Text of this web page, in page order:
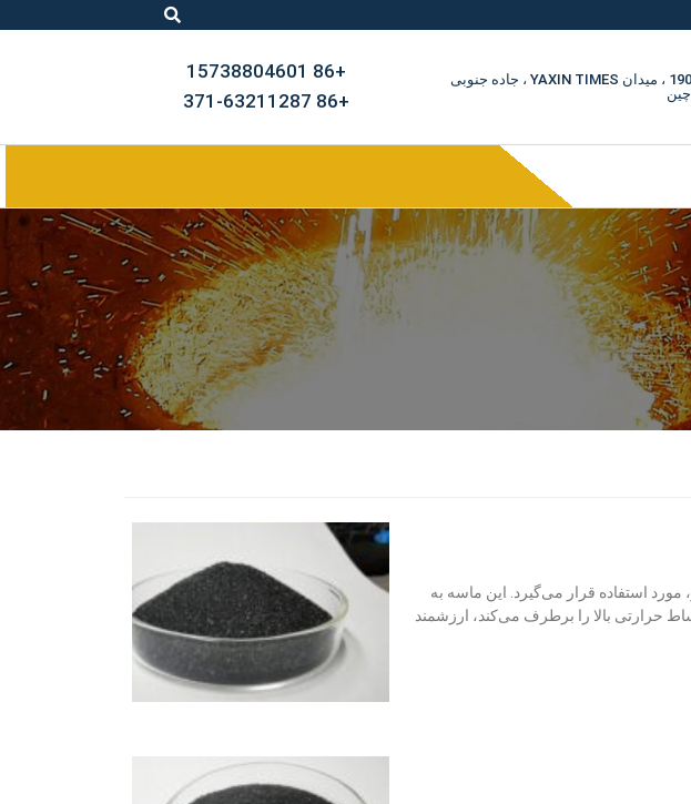
افزودن خاموش: اتاق 1903 ، میدان YAXIN TIMES ، جاده جنوبی
+86 15738804601
+86 371-63211287
استفاده قرار می‌گیرد. این ماسه به
حرارتی بالا را برطرف می‌کند، ارزشمند